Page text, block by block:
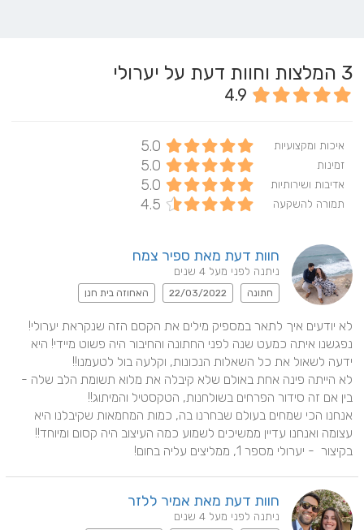
3 המלצות וחוות דעת על יערולי
4.9
איכות ומקצועיות 5.0
זמינות 5.0
אדיבות ושירותיות 5.0
תמורה להשקעה 4.5
חוות דעת מאת ספיר צמח
ניתנה לפני מעל 4 שנים
חתונה 22/03/2022 האחוזה בית חנן
בקיצור  - יערולי מספר 1, ממליצים עליה בחום!
חוות דעת מאת אמיר ללזר
ניתנה לפני מעל 4 שנים